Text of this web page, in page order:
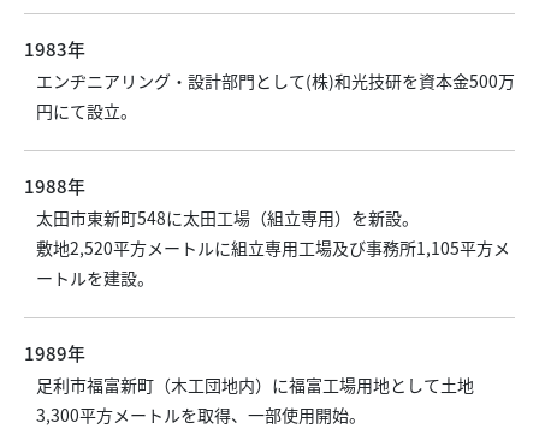
1983年
エンヂニアリング・設計部門として(株)和光技研を資本金500万
円にて設立。
1988年
太田市東新町548に太田工場（組立専用）を新設。
敷地2,520平方メートルに組立専用工場及び事務所1,105平方メ
ートルを建設。
1989年
足利市福富新町（木工団地内）に福富工場用地として土地
3,300平方メートルを取得、一部使用開始。